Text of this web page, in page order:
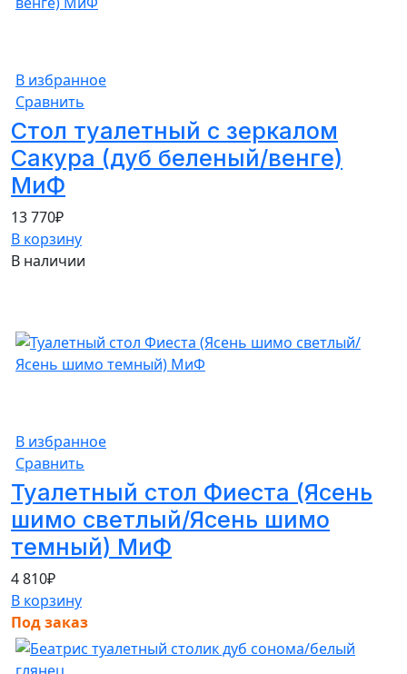
В избранное
Сравнить
Стол туалетный с зеркалом
Сакура (дуб беленый/венге)
МиФ
13 770₽
В корзину
В наличии
В избранное
Сравнить
Туалетный стол Фиеста (Ясень
шимо светлый/Ясень шимо
темный) МиФ
4 810₽
В корзину
Под заказ